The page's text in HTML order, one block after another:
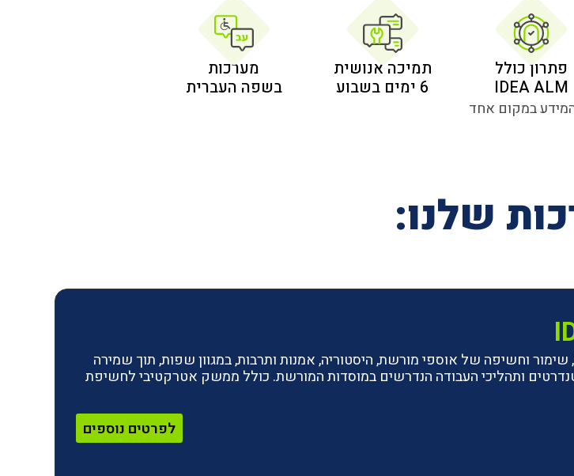
פתרון כולל
IDEA ALM
במקום אחד
תמיכה אנושית
6 ימים בשבוע
מערכות
בשפה העברית
שלנו:
שימור וחשיפה של אוספי מורשת, היסטוריה, אמנות ותרבות, במגוון שפות, תוך שמירה
ותהליכי העבודה הנדרשים במוסדות המורשת. כולל ממשק אטרקטיבי לחשיפת
לפרטים נוספים